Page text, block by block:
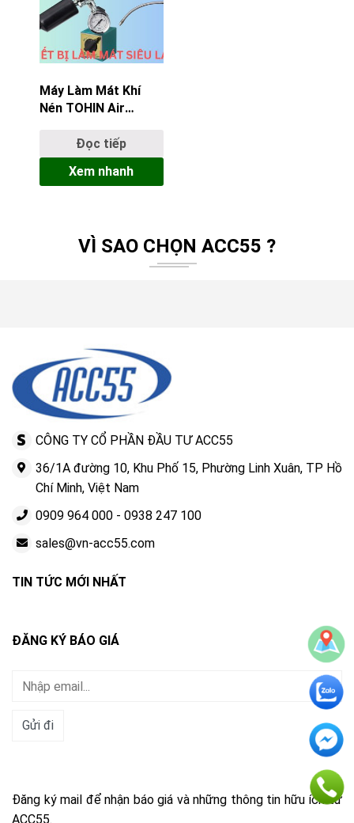
Máy Làm Mát Khí
Nén TOHIN Air
Làm Lạnh Công
Nghiệp Tuyệt Đối
Không Dùng Điện
Đọc tiếp
Xem nhanh
VÌ SAO CHỌN ACC55 ?
CÔNG TY CỔ PHẦN ĐẦU TƯ ACC55
36/1A đường 10, Khu Phố 15, Phường Linh Xuân, TP Hồ
Chí Minh, Việt Nam
0909 964 000 - 0938 247 100
sales@vn-acc55.com
TIN TỨC MỚI NHẤT
ĐĂNG KÝ BÁO GIÁ
Đăng ký mail để nhận báo giá và những thông tin hữu ích từ
ACC55.